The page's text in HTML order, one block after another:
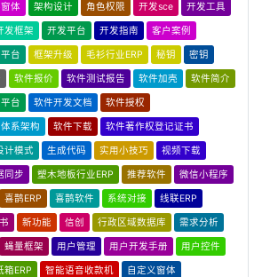
体 架构设计 角色权限 开发sce 开发工具
发框架 开发平台 开发指南 客户案例
台 框架升级 毛衫行业ERP 秘钥 密钥
软件报价 软件测试报告 软件加壳 软件简介
台 软件开发文档 软件授权
系架构 软件下载 软件著作权登记证书
计模式 生成代码 实用小技巧 视频下载
同步 塑木地板行业ERP 推荐软件 微信小程序
喜鹊ERP 喜鹊软件 系统对接 线联ERP
新功能 信创 行政区域数据库 需求分析
蝇量框架 用户管理 用户开发手册 用户控件
箱ERP 智能语音收款机 自定义窗体